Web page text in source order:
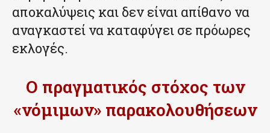
αποκαλύψεις και δεν είναι απίθανο να
αναγκαστεί να καταφύγει σε πρόωρες
εκλογές.
Ο πραγματικός στόχος των
«νόμιμων» παρακολουθήσεων